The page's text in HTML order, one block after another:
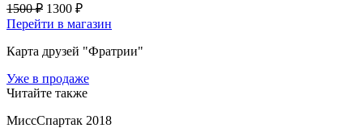
1500 ₽ 1300 ₽
Перейти в магазин
Карта друзей "Фратрии"
Уже в продаже
Читайте также
МиссСпартак 2018